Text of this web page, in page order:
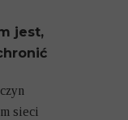
jest,
sieci